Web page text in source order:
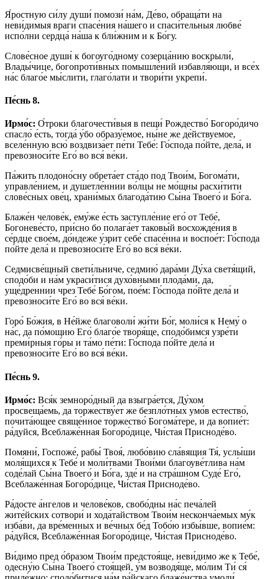
Я́ростную си́лу души́ помози́ на́м, Де́во, обраща́ти на
неви́димыя враги́ спасе́ния на́шего и спаси́тельныя любве́
испо́лни сердца́ на́ша к бли́жним и к Бо́гу.
Слове́сное души́ к богоуго́дному созерца́нию воскрыли́,
Влады́чице, богопроти́вных помышле́ний избавля́ющи, и все́х
на́с благо́е мы́слити, глаго́лати и твори́ти укрепи́.
Пе́снь 8.
Ирмо́с: О́троки благочести́выя в пещи́ Рождество́ Богоро́дичо
спасло́ е́сть, тогда́ у́бо образу́емое, ны́не же де́йствуемое,
вселе́нную всю́ воздвиза́ет пе́ти Тебе́: Го́спода по́йте, дела́, и
превозноси́те Его́ во вся́ ве́ки.
Па́жить плодоно́сну обрета́ет ста́до под Твои́м, Богома́ти,
управле́нием, и душетле́ннии во́лцы не мо́щны расхи́тити
слове́сных ове́ц, храни́мых благода́тию Сы́на Твоего́ и Бо́га.
Блаже́н челове́к, ему́же е́сть заступле́ние его́ от Тебе́,
Богоневе́сто, при́сно бо полага́ет таковы́й восхожде́ния в
се́рдце свое́м, до́ндеже у́зрит себе́ спасе́нна и воспое́т: Го́спода
по́йте дела́ и превозноси́те Его́ во вся́ ве́ки.
Седмисве́щный свети́льниче, седмию́ дара́ми Ду́ха светя́щий,
сподо́би и на́м украси́тися духо́вными плода́ми, да,
уще́дреннии чрез Тебе́ Бо́гом, пое́м: Го́спода по́йте дела́ и
превозноси́те Его́ во вся́ ве́ки.
Горо́ Бо́жия, в Не́йже благоволи́ жи́ти Бо́г, моли́ся к Нему́ о
на́с, да по́мощию Его́ благо́е творя́ще, сподо́бимся узре́ти
преми́рныя го́ры и та́мо пе́ти: Го́спода по́йте дела́ и
превозноси́те Его́ во вся́ ве́ки.
Пе́снь 9.
Ирмо́с: Вся́к земноро́дный да взыгра́ется, Ду́хом
просвеща́емь, да торжеству́ет же безпло́тных умо́в естество́,
почита́ющее свяще́нное торжество́ Богома́тере, и да вопие́т:
ра́дуйся, Всеблаже́нная Богоро́дице, Чи́стая Присноде́во.
Помяни́, Госпоже́, рабы́ Твоя́, любо́вию сла́вящия Тя́, услы́ши
моля́щихся к Тебе́ и моли́твами Твои́ми благоуве́тлива на́м
соде́лай Сы́на Твоего́ и Бо́га, зде́ и на стра́шном Суде́ Его́,
Всеблаже́нная Богоро́дице, Чи́стая Присноде́во.
Ра́досте а́нгелов и челове́ков, свобо́дны на́с печа́лей
жите́йских сотвори́ и хода́тайством Твои́м несконча́емых му́к
изба́ви, да вре́менных и ве́чных бе́д Тобо́ю избы́вше, вопие́м:
ра́дуйся, Всеблаже́нная Богоро́дице, Чи́стая Присноде́во.
Ви́димо пред о́бразом Твои́м предстоя́ще, неви́димо же к Тебе́,
одесну́ю Сы́на Твоего́ стоя́щей, у́м возводя́ще, мо́лим Ти́ ся́